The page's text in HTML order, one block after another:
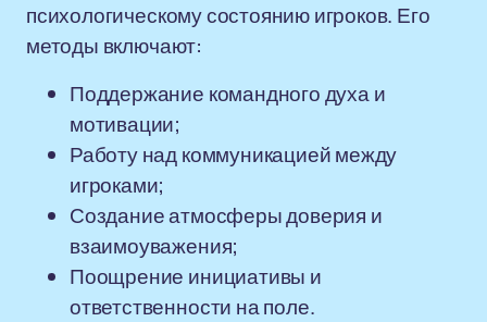
психологическому состоянию игроков. Его
методы включают:
Поддержание командного духа и
мотивации;
Работу над коммуникацией между
игроками;
Создание атмосферы доверия и
взаимоуважения;
Поощрение инициативы и
ответственности на поле.